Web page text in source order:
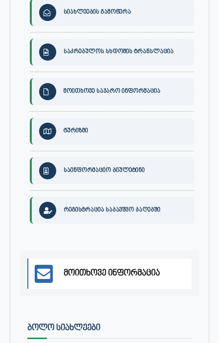
სიახლეების გამოწერა
საკრებულოს სხდომის ტრანსლაცია
მოითხოვე საჯარო ინფორმაცია
ტურიზმი
საინფორმაციო ბიულეტინი
რეგისტრაცია საბავშვო ბაღებში
მოითხოვე ინფორმაცია
ᲑᲝᲚᲝ ᲡᲘᲐᲮᲚᲔᲔᲑᲘ